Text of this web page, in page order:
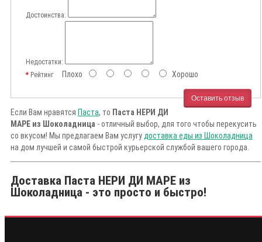
Достоинства:
Недостатки:
РейтингПлохо Хорошо
Оставить отзыв
Если Вам нравятся Паста, то Паста НЕРИ ДИ
МАРЕ из Шоколадница - отличный выбор, для того чтобы перекусить
со вкусом! Мы предлагаем Вам услугу доставка еды из Шоколадница
на дом лучшей и самой быстрой курьерской службой вашего города.
Доставка Паста НЕРИ ДИ МАРЕ из
Шоколадница - это просто и быстро!